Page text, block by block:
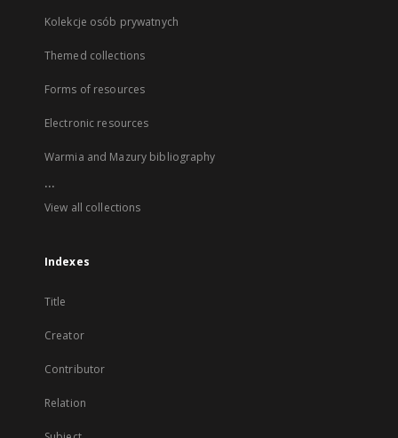
Kolekcje osób prywatnych
Themed collections
Forms of resources
Electronic resources
Warmia and Mazury bibliography
...
View all collections
Indexes
Title
Creator
Contributor
Relation